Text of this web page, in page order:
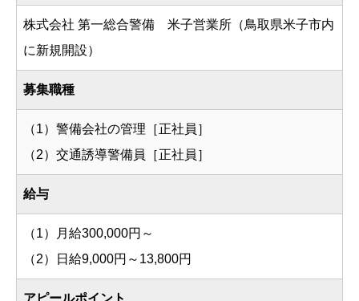
株式会社 第一総合警備 米子営業所（鳥取県米子市内
に新規開設）
募集職種
（1）警備会社の管理［正社員］
（2）交通誘導警備員［正社員］
給与
（1）月給300,000円～
（2）日給9,000円～13,800円
アピールポイント